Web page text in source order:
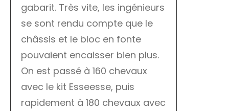
gabarit. Très vite, les ingénieurs
se sont rendu compte que le
châssis et le bloc en fonte
pouvaient encaisser bien plus.
On est passé à 160 chevaux
avec le kit Esseesse, puis
rapidement à 180 chevaux avec